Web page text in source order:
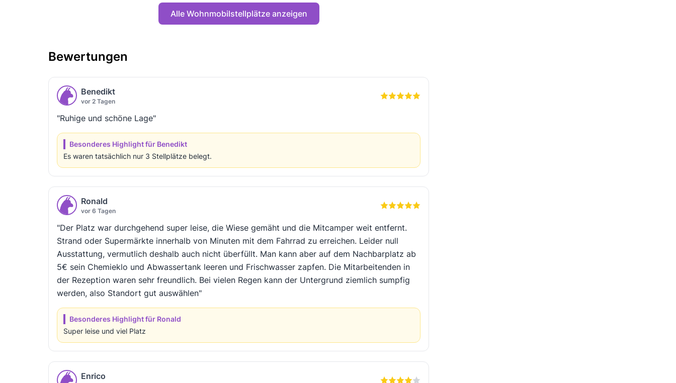
Alle Wohnmobilstellplätze anzeigen
Bewertungen
Benedikt
vor 2 Tagen
"Ruhige und schöne Lage"
Besonderes Highlight für Benedikt
Es waren tatsächlich nur 3 Stellplätze belegt.
Ronald
vor 6 Tagen
"Der Platz war durchgehend super leise, die Wiese gemäht und die Mitcamper weit entfernt.
Strand oder Supermärkte innerhalb von Minuten mit dem Fahrrad zu erreichen. Leider null
Ausstattung, vermutlich deshalb auch nicht überfüllt. Man kann aber auf dem Nachbarplatz ab
5€ sein Chemieklo und Abwassertank leeren und Frischwasser zapfen. Die Mitarbeitenden in
der Rezeption waren sehr freundlich. Bei vielen Regen kann der Untergrund ziemlich sumpfig
werden, also Standort gut auswählen"
Besonderes Highlight für Ronald
Super leise und viel Platz
Enrico